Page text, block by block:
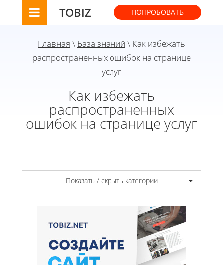
TOBIZ ПОПРОБОВАТЬ
Главная \ База знаний \ Как избежать
распространенных ошибок на странице
услуг
Как избежать
распространенных
ошибок на странице услуг
Показать / скрыть категории